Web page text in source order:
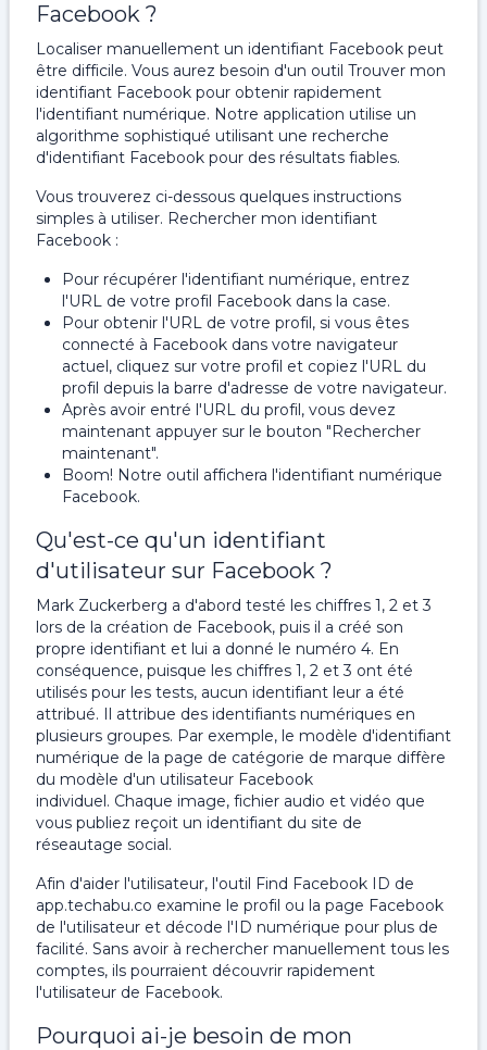
Facebook ?
Localiser manuellement un identifiant Facebook peut
être difficile. Vous aurez besoin d'un outil Trouver mon
identifiant Facebook pour obtenir rapidement
l'identifiant numérique. Notre application utilise un
algorithme sophistiqué utilisant une recherche
d'identifiant Facebook pour des résultats fiables.
Vous trouverez ci-dessous quelques instructions
simples à utiliser. Rechercher mon identifiant
Facebook :
Pour récupérer l'identifiant numérique, entrez
l'URL de votre profil Facebook dans la case.
Pour obtenir l'URL de votre profil, si vous êtes
connecté à Facebook dans votre navigateur
actuel, cliquez sur votre profil et copiez l'URL du
profil depuis la barre d'adresse de votre navigateur.
Après avoir entré l'URL du profil, vous devez
maintenant appuyer sur le bouton "Rechercher
maintenant".
Boom! Notre outil affichera l'identifiant numérique
Facebook.
Qu'est-ce qu'un identifiant
d'utilisateur sur Facebook ?
Mark Zuckerberg a d'abord testé les chiffres 1, 2 et 3
lors de la création de Facebook, puis il a créé son
propre identifiant et lui a donné le numéro 4. En
conséquence, puisque les chiffres 1, 2 et 3 ont été
utilisés pour les tests, aucun identifiant leur a été
attribué. Il attribue des identifiants numériques en
plusieurs groupes. Par exemple, le modèle d'identifiant
numérique de la page de catégorie de marque diffère
du modèle d'un utilisateur Facebook
individuel. Chaque image, fichier audio et vidéo que
vous publiez reçoit un identifiant du site de
réseautage social.
Afin d'aider l'utilisateur, l'outil Find Facebook ID de
app.techabu.co examine le profil ou la page Facebook
de l'utilisateur et décode l'ID numérique pour plus de
facilité. Sans avoir à rechercher manuellement tous les
comptes, ils pourraient découvrir rapidement
l'utilisateur de Facebook.
Pourquoi ai-je besoin de mon